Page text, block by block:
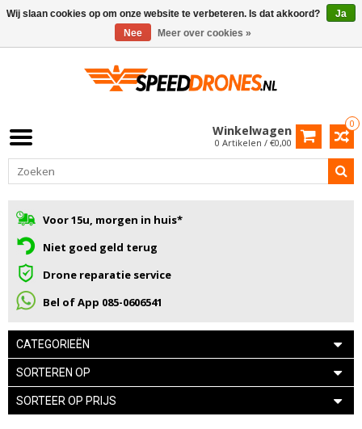
0
Winkelwagen
0 Artikelen / €0,00
Voor 15u, morgen in huis*
Niet goed geld terug
Drone reparatie service
Bel of App 085-0606541
CATEGORIEËN
SORTEREN OP
SORTEER OP PRIJS
Wij slaan cookies op om onze website te verbeteren. Is dat akkoord?
Ja
Nee
Meer over cookies »